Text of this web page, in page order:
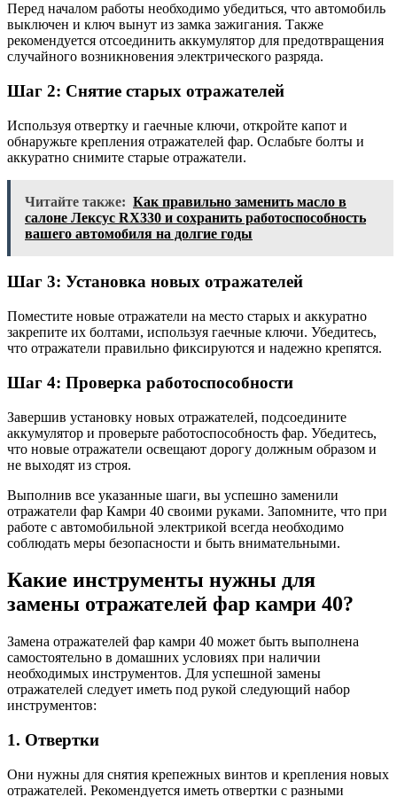
Перед началом работы необходимо убедиться, что автомобиль
выключен и ключ вынут из замка зажигания. Также
рекомендуется отсоединить аккумулятор для предотвращения
случайного возникновения электрического разряда.
Шаг 2: Снятие старых отражателей
Используя отвертку и гаечные ключи, откройте капот и
обнаружьте крепления отражателей фар. Ослабьте болты и
аккуратно снимите старые отражатели.
Читайте также: Как правильно заменить масло в
салоне Лексус RX330 и сохранить работоспособность
вашего автомобиля на долгие годы
Шаг 3: Установка новых отражателей
Поместите новые отражатели на место старых и аккуратно
закрепите их болтами, используя гаечные ключи. Убедитесь,
что отражатели правильно фиксируются и надежно крепятся.
Шаг 4: Проверка работоспособности
Завершив установку новых отражателей, подсоедините
аккумулятор и проверьте работоспособность фар. Убедитесь,
что новые отражатели освещают дорогу должным образом и
не выходят из строя.
Выполнив все указанные шаги, вы успешно заменили
отражатели фар Камри 40 своими руками. Запомните, что при
работе с автомобильной электрикой всегда необходимо
соблюдать меры безопасности и быть внимательными.
Какие инструменты нужны для
замены отражателей фар камри 40?
Замена отражателей фар камри 40 может быть выполнена
самостоятельно в домашних условиях при наличии
необходимых инструментов. Для успешной замены
отражателей следует иметь под рукой следующий набор
инструментов:
1. Отвертки
Они нужны для снятия крепежных винтов и крепления новых
отражателей. Рекомендуется иметь отвертки с разными